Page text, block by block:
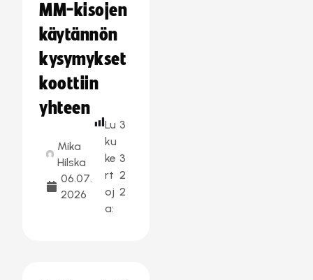
MM-kisojen
käytännön
kysymykset
koottiin
yhteen
Mika
Hilska
06.07.
2026
Lu
ku
ke
rt
oj
a:
3
3
2
2